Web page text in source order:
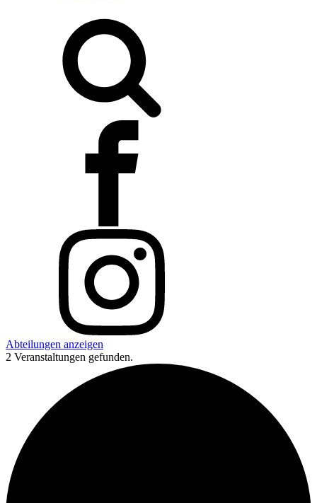
Abteilungen anzeigen
2 Veranstaltungen gefunden.